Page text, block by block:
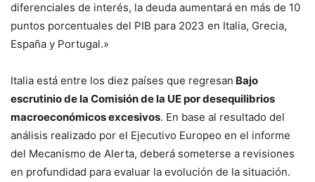
diferenciales de interés, la deuda aumentará en más de 10
puntos porcentuales del PIB para 2023 en Italia, Grecia,
España y Portugal.»
Italia está entre los diez países que regresan Bajo
escrutinio de la Comisión de la UE por desequilibrios
macroeconómicos excesivos. En base al resultado del
análisis realizado por el Ejecutivo Europeo en el informe
del Mecanismo de Alerta, deberá someterse a revisiones
en profundidad para evaluar la evolución de la situación.